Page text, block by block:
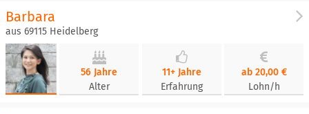
Barbara
aus 69115 Heidelberg
56 Jahre
Alter
11+ Jahre
Erfahrung
ab 20,00 €
Lohn/h